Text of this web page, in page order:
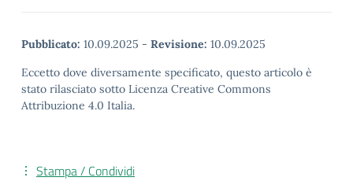
Pubblicato: 10.09.2025 - Revisione: 10.09.2025
Eccetto dove diversamente specificato, questo articolo è
stato rilasciato sotto Licenza Creative Commons
Attribuzione 4.0 Italia.
Stampa / Condividi